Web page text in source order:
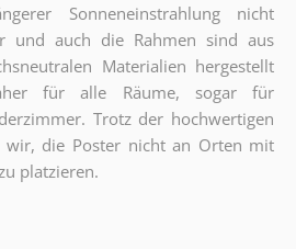
Sonneneinstrahlung nicht
und auch die Rahmen sind aus
Materialien hergestellt
für alle Räume, sogar für
Trotz der hochwertigen
wir, die Poster nicht an Orten mit
platzieren.